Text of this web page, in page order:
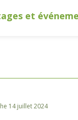
et
14 juillet 2024